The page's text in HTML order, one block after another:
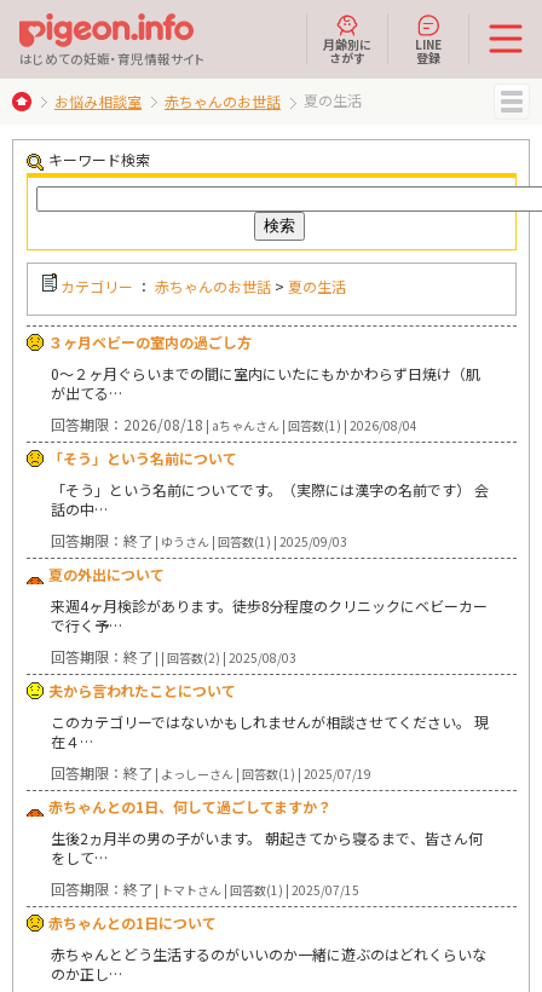
はじめての妊娠・育児情報サイト
月齢別に
さがす
LINE
登録
MENU
お悩み相談室 赤ちゃんのお世話 夏の生活
キーワード検索
カテゴリー ： 赤ちゃんのお世話 > 夏の生活
３ヶ月ベビーの室内の過ごし方
0〜２ヶ月ぐらいまでの間に室内にいたにもかかわらず日焼け（肌
が出てる…
回答期限：2026/08/18 | aちゃんさん | 回答数(1) | 2026/08/04
「そう」という名前について
「そう」という名前についてです。（実際には漢字の名前です） 会
話の中…
回答期限：終了 | ゆうさん | 回答数(1) | 2025/09/03
夏の外出について
来週4ヶ月検診があります。徒歩8分程度のクリニックにベビーカー
で行く予…
回答期限：終了 | | 回答数(2) | 2025/08/03
夫から言われたことについて
このカテゴリーではないかもしれませんが相談させてください。 現
在４…
回答期限：終了 | よっしーさん | 回答数(1) | 2025/07/19
赤ちゃんとの1日、何して過ごしてますか？
生後2ヵ月半の男の子がいます。 朝起きてから寝るまで、皆さん何
をして…
回答期限：終了 | トマトさん | 回答数(1) | 2025/07/15
赤ちゃんとの1日について
赤ちゃんとどう生活するのがいいのか一緒に遊ぶのはどれくらいな
のか正し…